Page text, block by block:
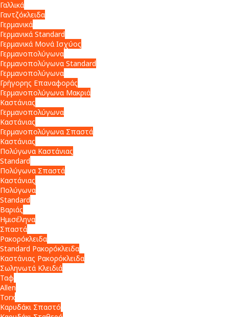
Γαλλικά
Γαντζόκλειδα
Γερμανικά
Γερμανικά Standard
Γερμανικά Μονά Ισχύος
Γερμανοπολύγωνα
Γερμανοπολύγωνα Standard
Γερμανοπολύγωνα
Γρήγορης Επαναφοράς
Γερμανοπολύγωνα Μακριά
Καστάνιας
Γερμανοπολύγωνα
Καστάνιας
Γερμανοπολύγωνα Σπαστά
Καστάνιας
Πολύγωνα Καστάνιας
Standard
Πολύγωνα Σπαστά
Καστάνιας
Πολύγωνα
Standard
Βαριάς
Ημισέληνα
Σπαστά
Ρακορόκλειδα
Standard Ρακορόκλειδα
Καστάνιας Ρακορόκλειδα
Σωληνωτά Κλειδιά
Ταφ
Allen
Torx
Καρυδάκι Σπαστό